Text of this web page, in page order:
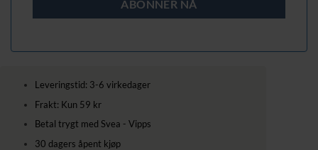
Leveringstid: 3-6 virkedager
Frakt: Kun 59 kr
Betal trygt med Svea - Vipps
30 dagers åpent kjøp